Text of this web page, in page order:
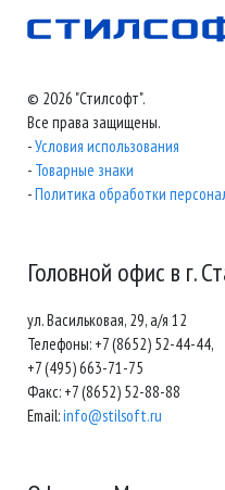
© 2026 "Стилсофт".
Все права защищены.
-Условия использования
- Товарные знаки
-Политика обработки
Головной офис в г.
ул. Васильковая, 29, а/я 12
Телефоны: +7 (8652) 52-44-44,
+7 (495) 663-71-75
Факс: +7 (8652) 52-88-88
Email:info@stilsoft.ru